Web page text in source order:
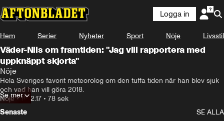
Logga in
Hem Serier Nyheter Sport Nöje Livsstil
Väder-Nils om framtiden: "Jag vill rapportera med
uppknäppt skjorta"
Nöje
Hela Sveriges favorit meteorolog om den tuffa tiden när han blev sjuk
och vad han vill göra 2018.
Nöje•19.12.17 • 78 sek
Se mer
Senaste
SE ALLA